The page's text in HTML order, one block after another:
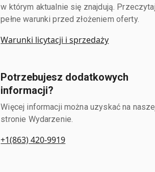
w którym aktualnie się znajdują. Przeczytaj
pełne warunki przed złożeniem oferty.
Warunki licytacji i sprzedaży
Potrzebujesz dodatkowych
informacji?
Więcej informacji można uzyskać na
stronie Wydarzenie.
+1(863) 420-9919